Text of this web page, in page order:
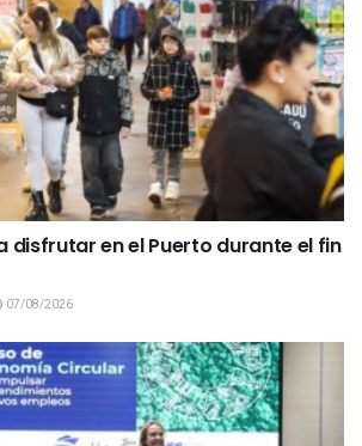
disfrutar en el Puerto durante el fin
07/08/2026